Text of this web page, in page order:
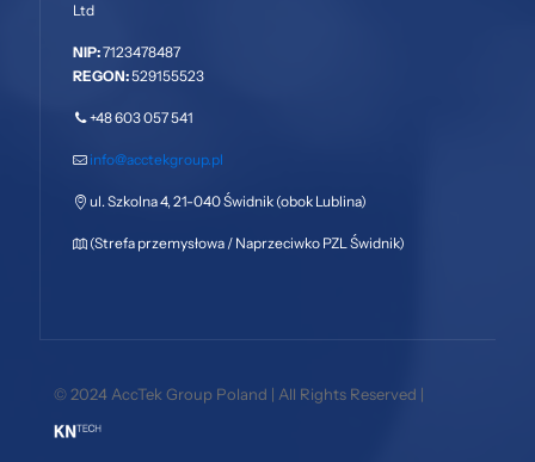
Ltd
NIP:7123478487
REGON:529155523
+48 603 057 541
info@acctekgroup.pl
ul. Szkolna 4, 21-040 Świdnik (obok Lublina)
(Strefa przemysłowa / Naprzeciwko PZL Świdnik)
© 2024 AccTek Group Poland | All Rights Reserved |